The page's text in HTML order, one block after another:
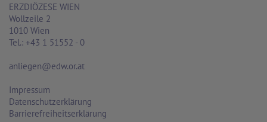
ERZDIÖZESE WIEN
Wollzeile 2
1010 Wien
Tel.: +43 1 51552 - 0
anliegen@edw.or.at
Impressum
Datenschutzerklärung
Barrierefreiheitserklärung